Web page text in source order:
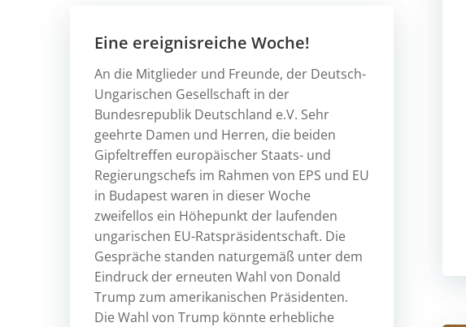
Eine ereignisreiche Woche!
An die Mitglieder und Freunde, der Deutsch-
Ungarischen Gesellschaft in der
Bundesrepublik Deutschland e.V. Sehr
geehrte Damen und Herren, die beiden
Gipfeltreffen europäischer Staats- und
Regierungschefs im Rahmen von EPS und EU
in Budapest waren in dieser Woche
zweifellos ein Höhepunkt der laufenden
ungarischen EU-Ratspräsidentschaft. Die
Gespräche standen naturgemäß unter dem
Eindruck der erneuten Wahl von Donald
Trump zum amerikanischen Präsidenten.
Die Wahl von Trump könnte erhebliche